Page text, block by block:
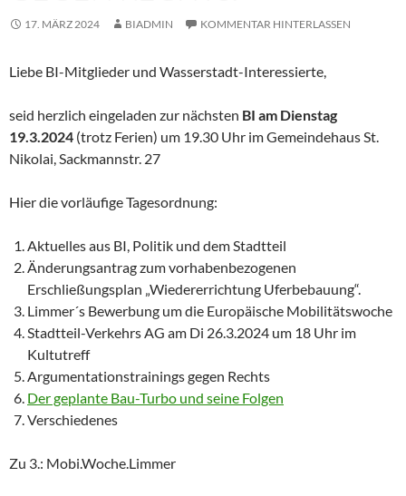
17. MÄRZ 2024 BIADMIN KOMMENTAR HINTERLASSEN
Liebe BI-Mitglieder und Wasserstadt-Interessierte,
seid herzlich eingeladen zur nächsten BI am Dienstag
19.3.2024 (trotz Ferien) um 19.30 Uhr im Gemeindehaus St.
Nikolai, Sackmannstr. 27
Hier die vorläufige Tagesordnung:
Aktuelles aus BI, Politik und dem Stadtteil
Änderungsantrag zum vorhabenbezogenen
Erschließungsplan „Wiedererrichtung Uferbebauung“.
Limmer´s Bewerbung um die Europäische Mobilitätswoche
Stadtteil-Verkehrs AG am Di 26.3.2024 um 18 Uhr im
Kultutreff
Argumentationstrainings gegen Rechts
Der geplante Bau-Turbo und seine Folgen
Verschiedenes
Zu 3.: Mobi.Woche.Limmer